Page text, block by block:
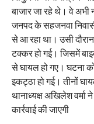
बाजार जा रहे थे। वे
जनपद के सहजनवा
से आ रहा था। उसी
टक्कर हो गई। जिसमें
से घायल हो गए। घटना को
इकट्ठा हो गई। तीनों
थानाध्यक्ष अखिलेश वर्मा
कार्रवाई की जाएगी